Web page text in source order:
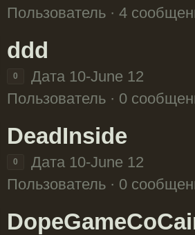
Пользователь · 4
ddd
0
Дата 10-June 12
Пользователь · 0
DeadInside
0
Дата 10-June 12
Пользователь · 0